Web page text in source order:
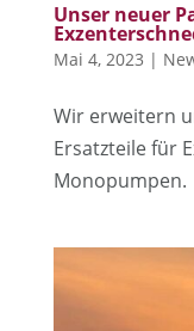
Unser neuer
Mai 4, 2023 |
Wir erweitern
Ersatzteile für
Monopumpen.